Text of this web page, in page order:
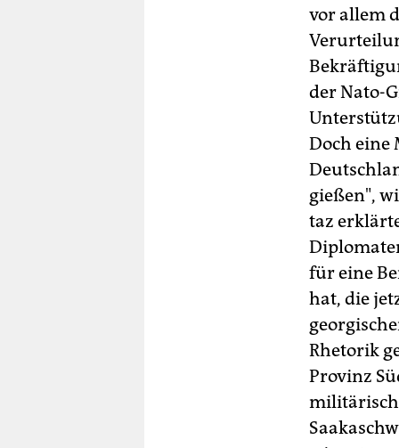
vor allem
der Nato-
Doch eine
gießen",
taz
für eine
hat, die
Rhetorik
Provinz